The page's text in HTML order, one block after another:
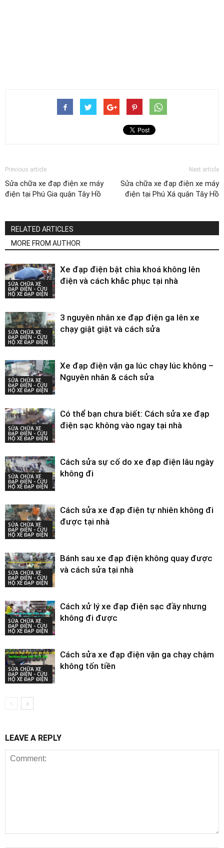
Previous article
Sửa chữa xe đạp điện xe máy
điện tại Phú Gia quận Tây Hồ
Next article
Sửa chữa xe đạp điện xe máy
điện tại Phú Xá quận Tây Hồ
RELATED ARTICLES
MORE FROM AUTHOR
SỬA CHỮA XE
ĐẠP ĐIỆN - CỨU
HỘ XE ĐẠP ĐIỆN
Xe đạp điện bật chìa khoá không lên
điện và cách khắc phục tại nhà
SỬA CHỮA XE
ĐẠP ĐIỆN - CỨU
HỘ XE ĐẠP ĐIỆN
3 nguyên nhân xe đạp điện ga lên xe
chạy giật giật và cách sửa
SỬA CHỮA XE
ĐẠP ĐIỆN - CỨU
HỘ XE ĐẠP ĐIỆN
Xe đạp điện vặn ga lúc chạy lúc không –
Nguyên nhân & cách sửa
SỬA CHỮA XE
ĐẠP ĐIỆN - CỨU
HỘ XE ĐẠP ĐIỆN
Có thể bạn chưa biết: Cách sửa xe đạp
điện sạc không vào ngay tại nhà
SỬA CHỮA XE
ĐẠP ĐIỆN - CỨU
HỘ XE ĐẠP ĐIỆN
Cách sửa sự cố do xe đạp điện lâu ngày
không đi
SỬA CHỮA XE
ĐẠP ĐIỆN - CỨU
HỘ XE ĐẠP ĐIỆN
Cách sửa xe đạp điện tự nhiên không đi
được tại nhà
SỬA CHỮA XE
ĐẠP ĐIỆN - CỨU
HỘ XE ĐẠP ĐIỆN
Bánh sau xe đạp điện không quay được
và cách sửa tại nhà
SỬA CHỮA XE
ĐẠP ĐIỆN - CỨU
HỘ XE ĐẠP ĐIỆN
Cách xử lý xe đạp điện sạc đầy nhưng
không đi được
SỬA CHỮA XE
ĐẠP ĐIỆN - CỨU
HỘ XE ĐẠP ĐIỆN
Cách sửa xe đạp điện vặn ga chạy chậm
không tốn tiền
LEAVE A REPLY